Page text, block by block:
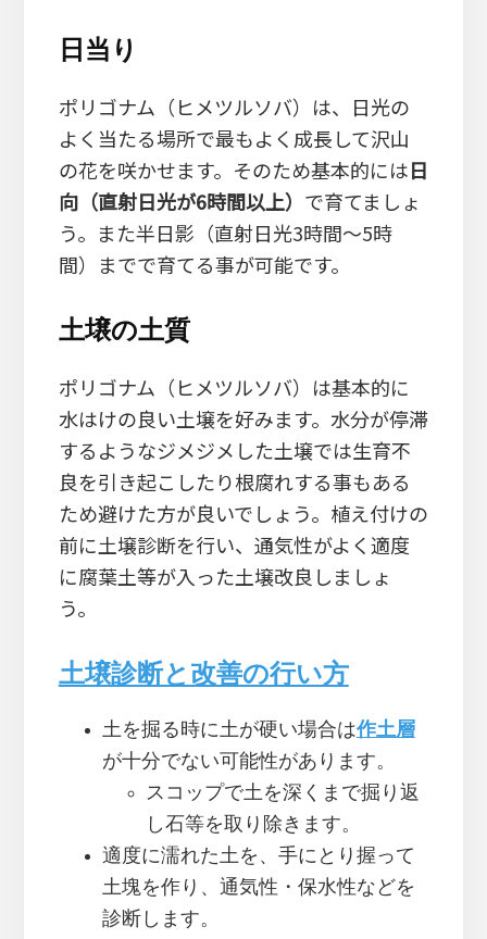
日当り
ポリゴナム（ヒメツルソバ）は、日光の
よく当たる場所で最もよく成長して沢山
の花を咲かせます。そのため基本的には日
向（直射日光が6時間以上） で育てましょ
う。また半日影（直射日光3時間～5時
間）までで育てる事が可能です。
土壌の土質
ポリゴナム（ヒメツルソバ）は基本的に
水はけの良い土壌を好みます。水分が停滞
するようなジメジメした土壌では生育不
良を引き起こしたり根腐れする事もある
ため避けた方が良いでしょう。植え付けの
前に土壌診断を行い、通気性がよく適度
に腐葉土等が入った土壌改良しましょ
う。
土壌診断と改善の行い方
土を掘る時に土が硬い場合は作土層
が十分でない可能性があります。
スコップで土を深くまで掘り返
し石等を取り除きます。
適度に濡れた土を、手にとり握って
土塊を作り、通気性・保水性などを
診断します。